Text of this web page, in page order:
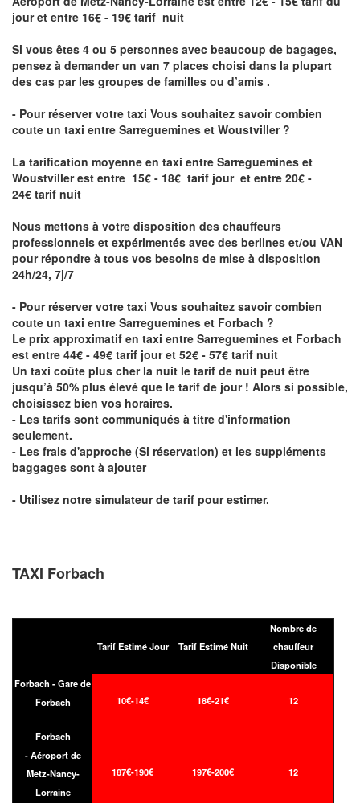
jour et entre 16€ - 19€ tarif nuit
Si vous êtes 4 ou 5 personnes avec beaucoup de bagages,
pensez à demander un van 7 places choisi dans la plupart
des cas par les groupes de familles ou d’amis .
- Pour réserver votre taxi Vous souhaitez savoircombien
coute un taxi entre Sarreguemines et Woustviller ?
La tarification moyenne en taxi entre Sarreguemines et
Woustviller est entre 15€ - 18€ tarif jour et entre 20€ -
24€ tarif nuit
Nous mettons à votre disposition des chauffeurs
professionnels et expérimentés avec des berlines et/ou VAN
pour répondre à tous vos besoins de mise à disposition
24h/24, 7j/7
- Pour réserver votre taxi Vous souhaitez savoircombien
coute un taxi entre Sarreguemines et Forbach ?
Le prix approximatif en taxi entre Sarreguemines et Forbach
est entre 44€ - 49€ tarif jour et 52€ - 57€ tarif nuit
Un taxi coûte plus cher la nuit le tarif de nuit peut être
jusqu’à 50% plus élevé que le tarif de jour ! Alors si possible,
choisissez bien vos horaires.
- Les tarifs sont communiqués à titre d'information
seulement.
- Les frais d'approche (Si réservation) et les suppléments
baggages sont à ajouter
- Utilisez notre simulateur de tarif pour estimer.
TAXI Forbach
Tarif Estimé Jour Tarif Estimé Nuit
Nombre de
chauffeur
Disponible
Forbach - Gare de
Forbach
10€-14€ 18€-21€ 12
Forbach
- Aéroport de
Metz-Nancy-
Lorraine
187€-190€ 197€-200€ 12